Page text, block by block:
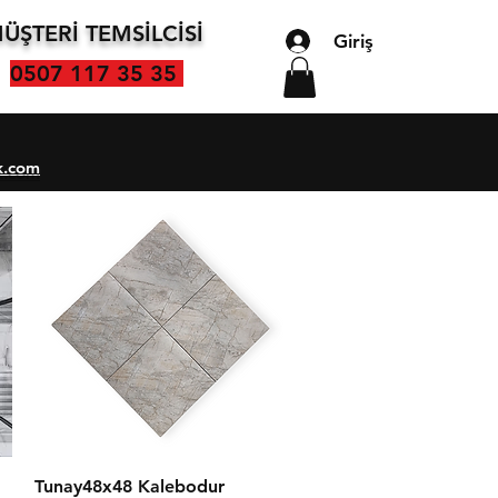
TEMSİLCİSİ
0507 117 35 35
Giriş
Hızlı Bakış
Tunay48x48 Kalebodur